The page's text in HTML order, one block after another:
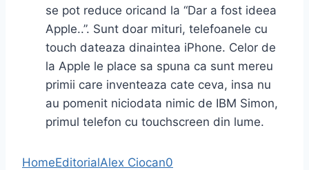
se pot reduce oricand la “Dar a fost ideea
Apple..”. Sunt doar mituri, telefoanele cu
touch dateaza dinaintea iPhone. Celor de
la Apple le place sa spuna ca sunt mereu
primii care inventeaza cate ceva, insa nu
au pomenit niciodata nimic de IBM Simon,
primul telefon cu touchscreen din lume.
HomeEditorialAlex Ciocan0